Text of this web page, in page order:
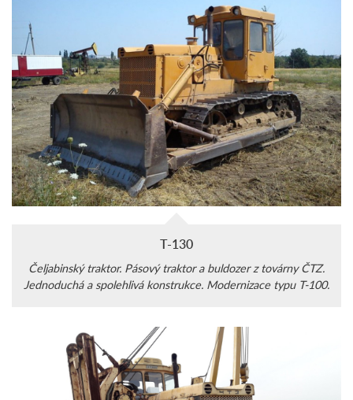
T-130
Čeljabinský traktor. Pásový traktor a buldozer z továrny ČTZ.
Jednoduchá a spolehlivá konstrukce. Modernizace typu T-100.